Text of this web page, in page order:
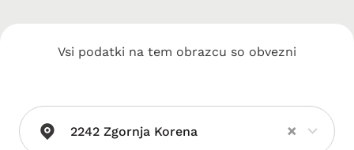
Vsi podatki na tem obrazcu so obvezni
2242 Zgornja Korena ×